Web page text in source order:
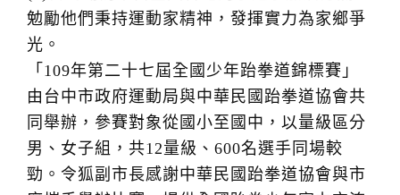
勉勵他們秉持運動家精神，發揮實力為家鄉爭
光。
「109年第二十七屆全國少年跆拳道錦標賽」
由台中市政府運動局與中華民國跆拳道協會共
同舉辦，參賽對象從國小至國中，以量級區分
男、女子組，共12量級、600名選手同場較
勁。令狐副市長感謝中華民國跆拳道協會與市